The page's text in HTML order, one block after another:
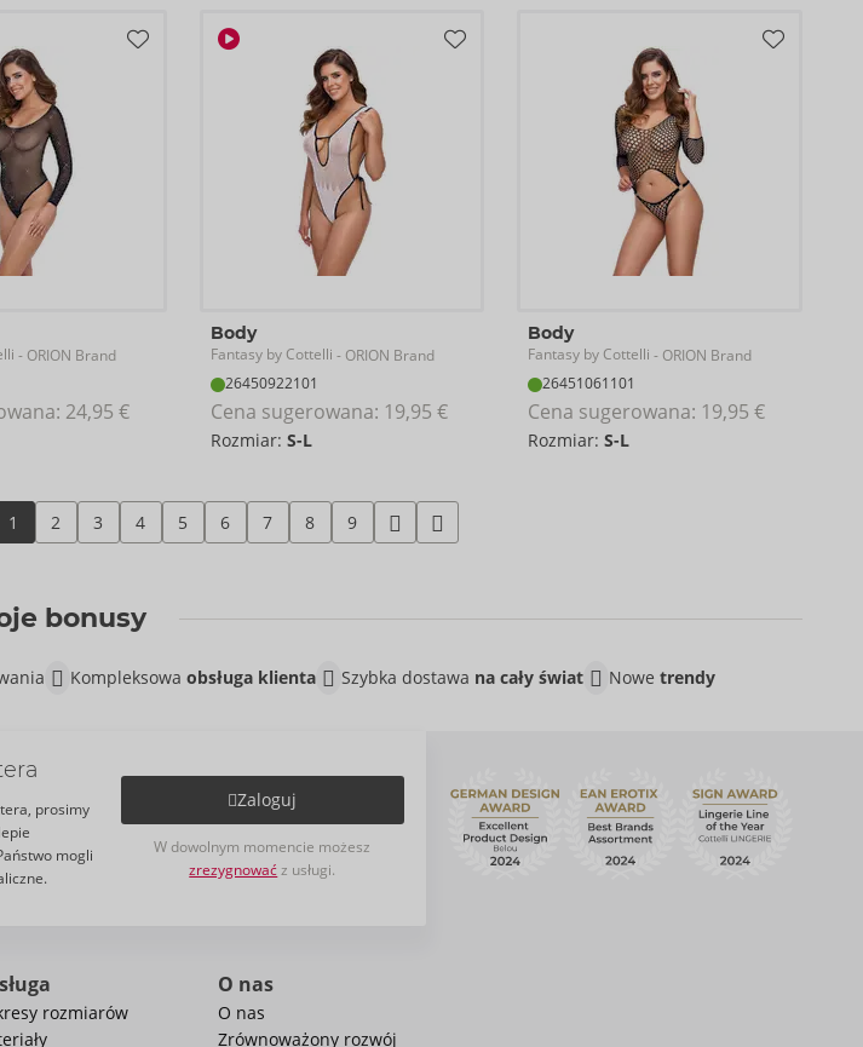
- ORION Brand
24,95 €
Body
Fantasy by Cottelli - ORION Brand
26450922101
Cena sugerowana: 19,95 €
Rozmiar: S-L
Body
Fantasy by Cottelli - ORION Brand
26451061101
Cena sugerowana: 19,95 €
Rozmiar:S-L
1 2 3 4 5 6 7 8 9
bonusy
Kompleksowa obsługa klienta Szybka dostawa na cały świat Nowe trendy
prosimy
mogli
Zaloguj
W dowolnym momencie możesz
zrezygnowaćz usługi.
rozmiarów
O nas
O nas
Zrównoważony rozwój